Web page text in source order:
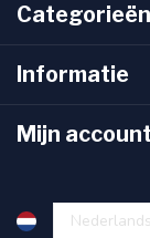
Categorieën
Informatie
Mijn account